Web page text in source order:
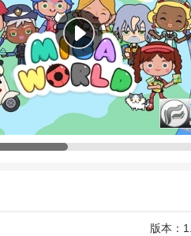
付费内容流程
份即可解锁
版本：